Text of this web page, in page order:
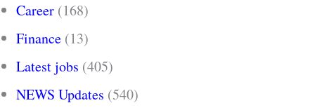
Career (168)
Finance (13)
Latest jobs (405)
NEWS Updates (540)